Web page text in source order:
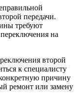
передачи.
требуют
на
второй
к специалисту
причину
ремонт или замену